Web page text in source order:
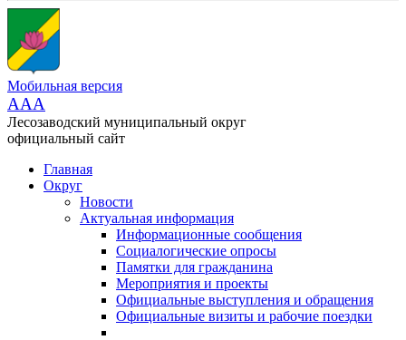
Мобильная версия
AAA
Лесозаводский муниципальный округ
официальный сайт
Главная
Округ
Новости
Актуальная информация
Информационные сообщения
Социалогические опросы
Памятки для гражданина
Мероприятия и проекты
Официальные выступления и обращения
Официальные визиты и рабочие поездки